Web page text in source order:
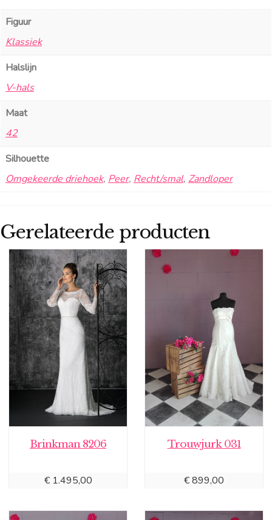
Figuur
Klassiek
Halslijn
V-hals
Maat
42
Silhouette
Omgekeerde driehoek, Peer, Recht/smal, Zandloper
Gerelateerde producten
Brinkman 8206
€1.495,00
Trouwjurk 031
€899,00